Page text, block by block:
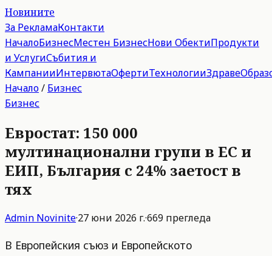
Новините
За РекламаКонтакти
НачалоБизнесМестен БизнесНови ОбектиПродукти
и УслугиСъбития и
КампанииИнтервютаОфертиТехнологииЗдраве
Начало/ Бизнес
Бизнес
Евростат: 150 000
мултинационални групи в ЕС и
ЕИП, България с 24% заетост в
тях
Admin Novinite·27 юни 2026 г.·669 прегледа
В Европейския съюз и Европейското